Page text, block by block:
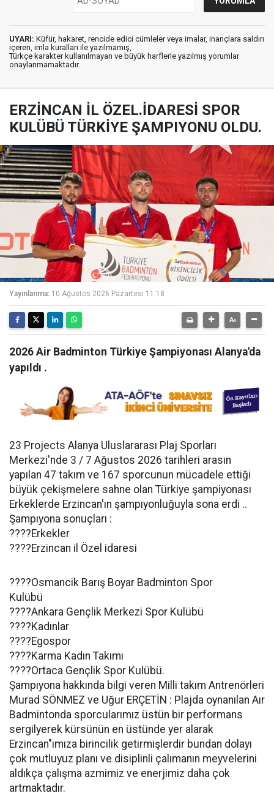
UYARI: Küfür, hakaret, rencide edici cümleler veya imalar, inançlara saldırı
içeren, imla kuralları ile yazılmamış,
Türkçe karakter kullanılmayan ve büyük harflerle yazılmış yorumlar
onaylanmamaktadır.
ERZİNCAN İL ÖZEL.İDARESİ SPOR
KULÜBÜ TÜRKİYE ŞAMPIYONU OLDU.
Yayınlanma: 10 Ağustos 2026 Pazartesi 11:18
2026 Air Badminton Türkiye Şampiyonası Alanya'da
yapıldı .
23 Projects Alanya Uluslararası Plaj Sporları
Merkezi'nde 3 / 7 Ağustos 2026 tarihleri arasın
yapılan 47 takım ve 167 sporcunun mücadele ettiği
büyük çekişmelere sahne olan Türkiye şampiyonası
Erkeklerde Erzincan'ın şampıyonluğuyla sona erdi ..
Şampıyona sonuçları :
????Erkekler
????Erzincan il Özel idaresi
????Osmancik Barış Boyar Badminton Spor
Kulübü
????Ankara Gençlik Merkezi Spor Kulübü
????Kadınlar
????Egospor
????Karma Kadın Takımı
????Ortaca Gençlik Spor Kulübü.
Şampıyona hakkında bilgi veren Milli takım Antrenörleri
Murad SÖNMEZ ve Uğur ERÇETİN : Plajda oynanılan Aır
Badmintonda sporcularımız üstün bir performans
sergilyerek kürsünün en üstünde yer alarak
Erzincan"ımıza birincilik getirmişlerdir bundan dolayı
çok mutluyuz planı ve disiplinli çalımanın meyvelerini
aldıkça çalışma azmimiz ve enerjimiz daha çok
artmaktadır.